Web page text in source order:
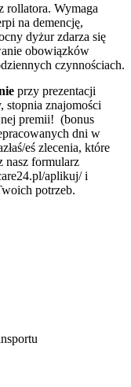
rollatora. Wymaga
na demencję,
dyżur zdarza się
obowiązków
czynnościach.
przy prezentacji
stopnia znajomości
premii! (bonus
dni w
eś zlecenia, które
nasz formularz
aplikuj/ i
potrzeb.